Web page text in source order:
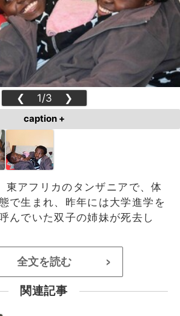
❮ 1/3 ❯
caption +
東アフリカのタンザニアで、体
で生まれ、昨年には大学進学を
んでいた双子の姉妹が死去し
全文を読む >
関連記事